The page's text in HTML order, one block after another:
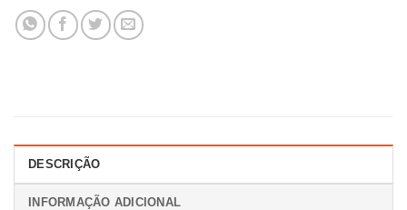
DESCRIÇÃO
INFORMAÇÃO ADICIONAL